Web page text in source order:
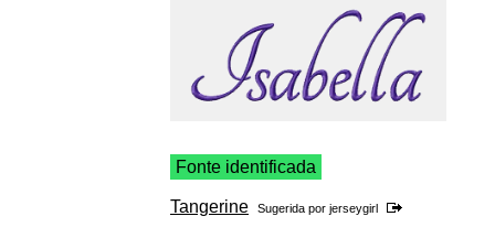
Fonte identificada
Tangerine Sugerida por jerseygirl